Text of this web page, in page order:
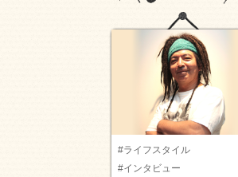
#ライフスタイル
#インタビュー